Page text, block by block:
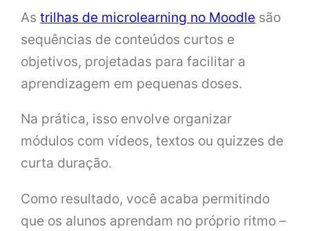
Astrilhas de microlearning no Moodle são
sequências de conteúdos curtos e
objetivos, projetadas para facilitar a
aprendizagem em pequenas doses.
Na prática, isso envolve organizar
módulos com vídeos, textos ou quizzes de
curta duração.
Como resultado, você acaba permitindo
que os alunos aprendam no próprio ritmo –